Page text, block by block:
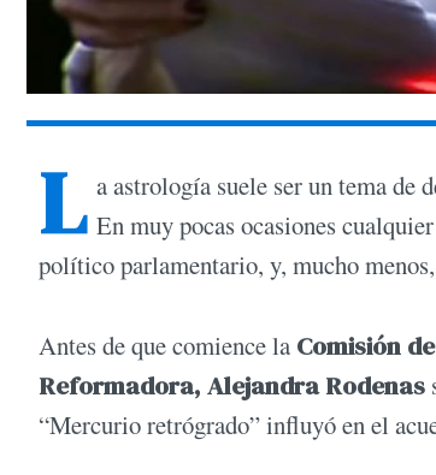
L a astrología suele ser un tema de
En muy pocas ocasiones
político parlamentario, y, mucho
Antes de que comience la Comisión
Reformadora, Alejandra Rodenas
“Mercurio retrógrado” influyó en el